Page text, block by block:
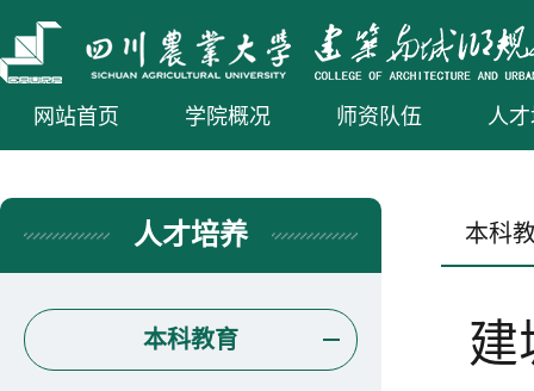
网站首页 学院概况 师资队伍 人
人才培养
本科教育
本科
建